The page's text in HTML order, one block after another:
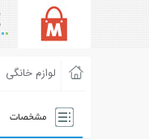
لوازم خانگی
مشخصات